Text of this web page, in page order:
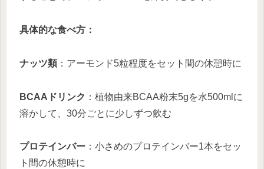
具体的な食べ方：
ナッツ類 ：アーモンド5粒程度をセット間の休憩時に
BCAAドリンク ：植物由来BCAA粉末5gを水500mlに
溶かして、30分ごとに少しずつ飲む
プロテインバー ：小さめのプロテインバー1本をセッ
ト間の休憩時に